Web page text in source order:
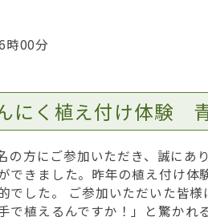
時00分
にく植え付け体験
方にご参加いただき、誠にあ
きました。昨年の植え付け
した。 ご参加いただいた皆
植えるんですか！」と驚か